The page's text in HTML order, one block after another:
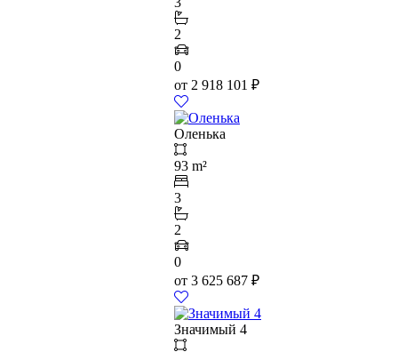
2
0
от 2 918 101 ₽
Оленька
93 m²
3
2
0
от 3 625 687 ₽
Значимый 4